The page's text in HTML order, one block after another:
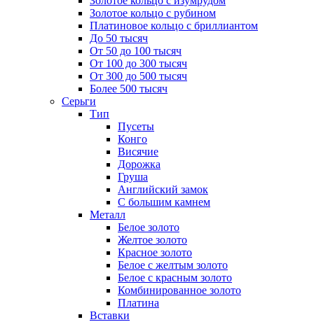
Золотое кольцо с рубином
Платиновое кольцо с бриллиантом
До 50 тысяч
От 50 до 100 тысяч
От 100 до 300 тысяч
От 300 до 500 тысяч
Более 500 тысяч
Серьги
Тип
Пусеты
Конго
Висячие
Дорожка
Груша
Английский замок
С большим камнем
Металл
Белое золото
Желтое золото
Красное золото
Белое с желтым золото
Белое с красным золото
Комбинированное золото
Платина
Вставки